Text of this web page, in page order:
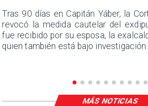
Tras 90 días en Capitán Yáber, la
revocó la medida cautelar del
fue recibido por su esposa, la
quien también está bajo investigación.
MÁS NOTICIAS